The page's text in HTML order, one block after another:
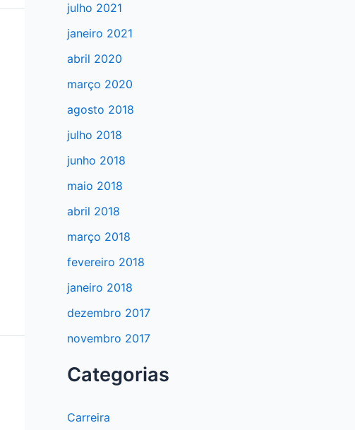
julho 2021
janeiro 2021
abril 2020
março 2020
agosto 2018
julho 2018
junho 2018
maio 2018
abril 2018
março 2018
fevereiro 2018
janeiro 2018
dezembro 2017
novembro 2017
Categorias
Carreira